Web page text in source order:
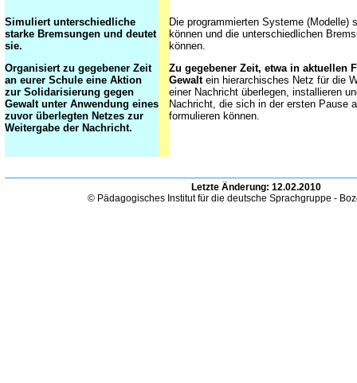
Simuliert unterschiedliche
starke Bremsungen und deutet
sie.
Organisiert zu gegebener Zeit
an eurer Schule eine Aktion
zur Solidarisierung gegen
Gewalt unter Anwendung eines
zuvor überlegten Netzes zur
Weitergabe der Nachricht.
Die programmierten Systeme (Modelle)
können und die unterschiedlichen
können.
Zu gegebener Zeit, etwa in aktuellen
Gewalt ein hierarchisches Netz für die
einer Nachricht überlegen, installieren
Nachricht, die sich in der ersten Pause
formulieren können.
Letzte Änderung: 12.02.2010
© Pädagogisches Institut für die deutsche Sprachgruppe -